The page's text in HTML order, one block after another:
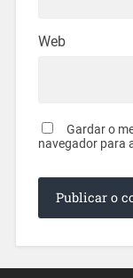
Web
Gardar o
navegador para